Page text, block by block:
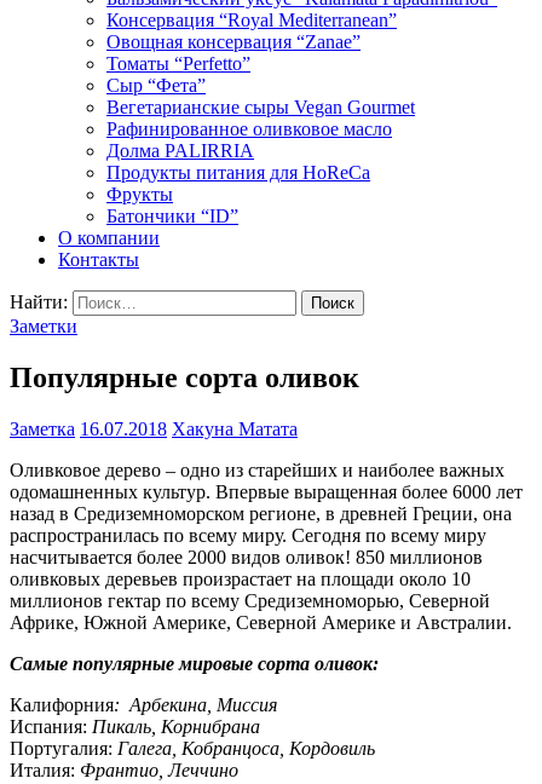
Консервация “Royal Mediterranean”
Овощная консервация “Zanae”
Томаты “Perfetto”
Сыр “Фета”
Вегетарианские сыры Vegan Gourmet
Рафинированное оливковое масло
Долма PALIRRIA
Продукты питания для HoReCa
Фрукты
Батончики “ID”
О компании
Контакты
Найти:
Заметки
Популярные сорта оливок
Заметка 16.07.2018 Хакуна Матата
Оливковое дерево – одно из старейших и наиболее важных
одомашненных культур. Впервые выращенная более 6000 лет
назад в Средиземноморском регионе, в древней Греции, она
распространилась по всему миру. Сегодня по всему миру
насчитывается более 2000 видов оливок! 850 миллионов
оливковых деревьев произрастает на площади около 10
миллионов гектар по всему Средиземноморью, Северной
Африке, Южной Америке, Северной Америке и Австралии.
Самые популярные мировые сорта оливок:
Калифорния: Арбекина, Миссия
Испания: Пикаль, Корнибрана
Португалия: Галега, Кобранцоса, Кордовиль
Италия: Франтио, Леччино